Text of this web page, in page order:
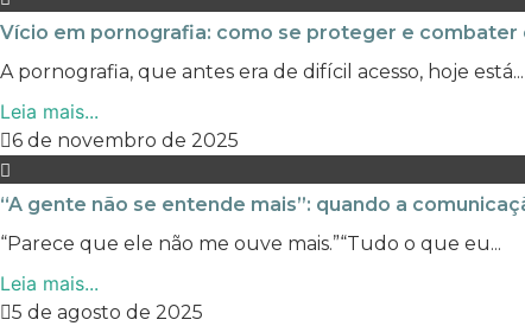
Vício em pornografia: como se proteger e
A pornografia, que antes era de difícil acesso, hoje está...
Leia mais...
6 de novembro de 2025
“A gente não se entende mais”: quando a
“Parece que ele não me ouve mais.”“Tudo o que eu...
Leia mais...
5 de agosto de 2025